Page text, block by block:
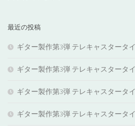
最近の投稿
ギター製作第3弾 テレキャスタータ
ギター製作第3弾 テレキャスタータ
ギター製作第3弾 テレキャスタータ
ギター製作第3弾 テレキャスタータ